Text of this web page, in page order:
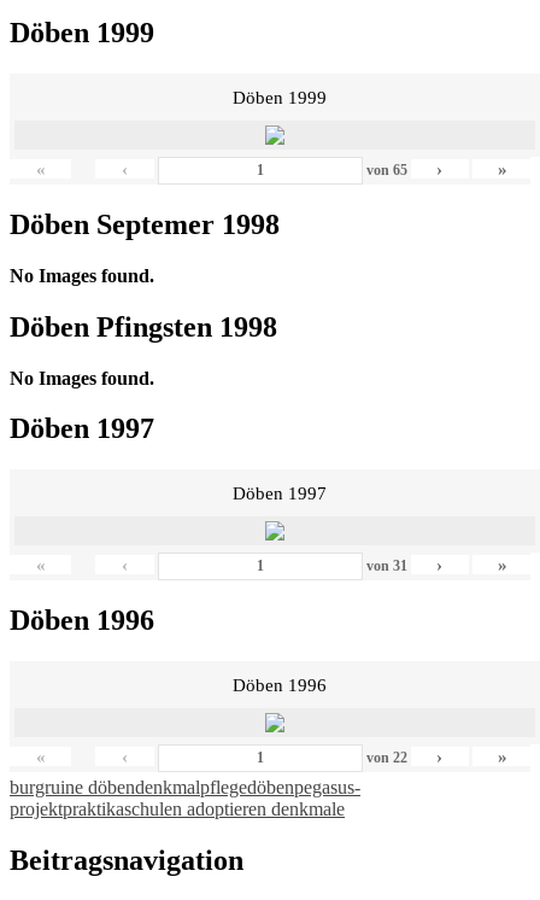
Döben 1999
Döben 1999
« ‹ von 65 › »
Döben Septemer 1998
No Images found.
Döben Pfingsten 1998
No Images found.
Döben 1997
Döben 1997
« ‹ von 31 › »
Döben 1996
Döben 1996
« ‹ von 22 › »
burgruine döbendenkmalpflegedöbenpegasus-
projektpraktikaschulen adoptieren denkmale
Beitragsnavigation